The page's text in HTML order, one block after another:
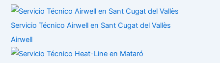
Servicio Técnico Airwell en Sant Cugat del Vallès
Airwell